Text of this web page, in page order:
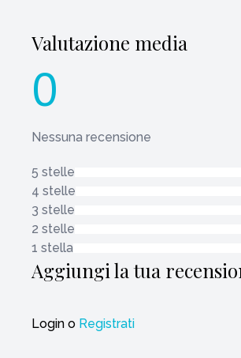
Valutazione media
0
Nessuna recensione
5 stelle
4 stelle
3 stelle
2 stelle
1 stella
Aggiungi la tua
Login o Registrati